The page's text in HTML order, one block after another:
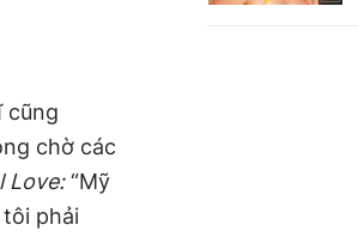
cũng
chờ các
Love:“Mỹ
phải